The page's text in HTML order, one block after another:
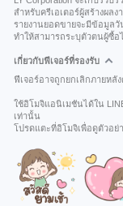
สำหรับครีเอเตอร์ผู้สร้างผลง
รายงานยอดขายจะมีข้อมูล
ทำให้สามารถระบุตัวตนผู้ซื้อ
เกี่ยวกับฟีเจอร์ที่รองรับ
ฟีเจอร์อาจถูกยกเลิกภายหลั
ใช้อิโมจิแอนิเมชันได้ใน
เท่านั้น
โปรดแตะที่อิโมจิเพื่อดูตัวอย่